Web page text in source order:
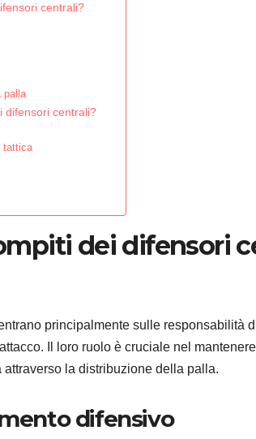
centrali?
palla
difensori centrali?
tattica
dei difensori
principalmente sulle responsabilità
Il loro ruolo è cruciale nel
la distribuzione della palla.
difensivo